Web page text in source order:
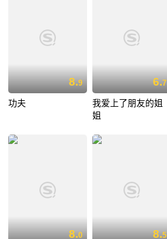
8.9
功夫
6.7
我爱上了朋友的姐
姐
8.0 8.5